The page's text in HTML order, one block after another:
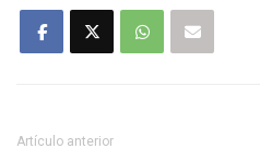
Artículo anterior